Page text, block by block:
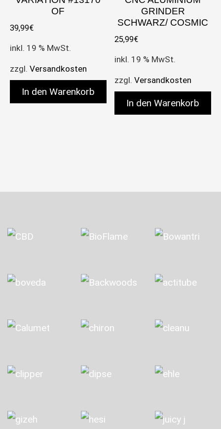
OF
39,99€
inkl. 19 % MwSt.
zzgl. Versandkosten
In den Warenkorb
GRINDER
SCHWARZ/ COSMIC
25,99€
inkl. 19 % MwSt.
zzgl.Versandkosten
In den Warenkorb